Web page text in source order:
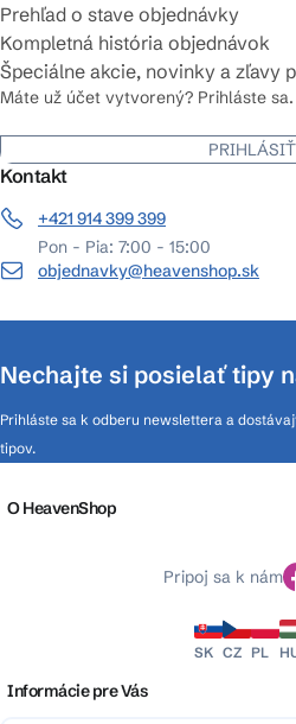
Prehľad o stave objednávky
Kompletná história objednávok
Špeciálne akcie, novinky a zľavy
Máte už účet vytvorený? Prihláste sa.
Kontakt
+421 914 399 399
Pon - Pia: 7:00 - 15:00
objednavky@heavenshop.sk
Nechajte si posielať tipy
Prihláste sa k odberu newslettera a
tipov.
O HeavenShop
Pripoj sa k nám
SK CZ PL
Informácie pre Vás